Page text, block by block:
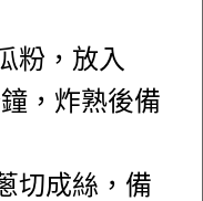
粉，放入
，炸熟後備
切成絲，備